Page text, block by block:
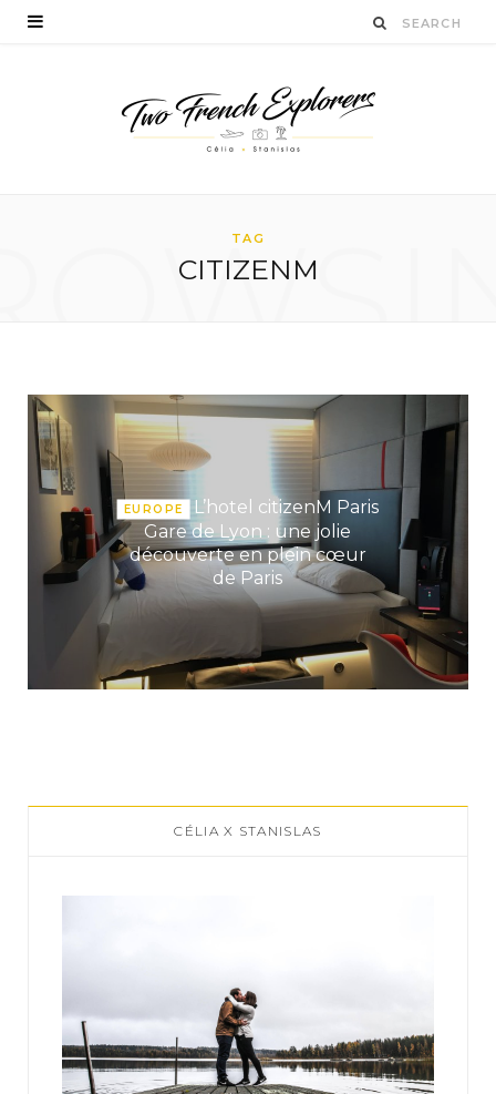
TAG
CITIZENM
EUROPE
L’hotel citizenM Paris
Gare de Lyon : une jolie
découverte en plein cœur
de Paris
CÉLIA X STANISLAS